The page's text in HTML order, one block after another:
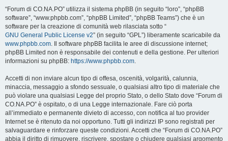
“Forum di CO.NA.PO” utilizza il sistema phpBB (in seguito “loro”, “phpBB
software”, “www.phpbb.com”, “phpBB Limited”, “phpBB Teams”) che è un
software per la creazione di comunità web rilasciata sotto “
GNU General Public License v2” (in seguito “GPL”) liberamente scaricabile da
www.phpbb.com. Il software phpBB facilita le aree di discussione internet;
phpBB Limited non è responsabile dei contenuti e della gestione. Per ulteriori
informazioni su phpBB: https://www.phpbb.com.
Accetti di non inviare alcun tipo di offesa, oscenità, volgarità, calunnia,
minaccia, messaggio a sfondo sessuale, o qualsiasi altro tipo di materiale che
può violare una qualsiasi Legge del proprio Stato, o dello Stato dove “Forum di
CO.NA.PO” è ospitato, o di una Legge internazionale. Fare ciò porta
all’immediato e permanente divieto di accesso, con notifica al tuo provider
Internet se è ritenuto da noi opportuno. Tutti gli indirizzi IP sono registrati per
salvaguardare e rinforzare queste condizioni. Accetti che “Forum di CO.NA.PO”
abbia il diritto di rimuovere, riscrivere, spostare o chiudere qualsiasi argomento